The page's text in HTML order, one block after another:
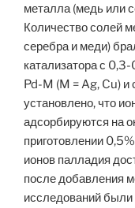
металла (медь или
Количество солей
серебра и меди)
катализатора с
Pd-M (M = Ag, Cu)
установлено, что
адсорбируются на
приготовлении
ионов палладия
после добавления
исследований